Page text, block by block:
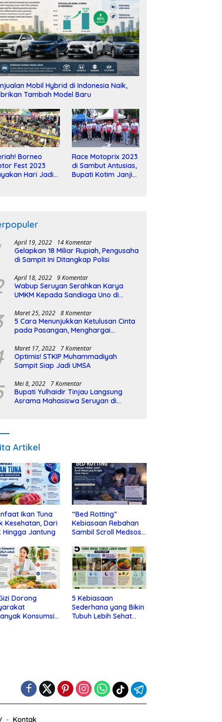
Mobil Hybrid di Indonesia Naik,
Tambah Model Baru
Borneo
Fest 2023
Hari Jadi
Race Motoprix 2023
di Sambut Antusias,
Bupati Kotim Janji
April 19, 2022 14 Komentar
Gelapkan 18 Miliar Rupiah, Pengusaha
di Sampit Ini Ditangkap Polisi
April 18, 2022 9 Komentar
Wabup Seruyan Serahkan Karya
UMKM Kepada Sandiaga Uno di
Maret 25, 2022 8 Komentar
5 Cara Menunjukkan Ketulusan Cinta
pada Pasangan, Menghargai
Maret 17, 2022 7 Komentar
Optimis! STKIP Muhammadiyah
Sampit Siap Jadi UMSA
Mei 8, 2022 7 Komentar
Bupati Yulhaidir Tinjau Langsung
Asrama Mahasiswa Seruyan di
Artikel
Ikan Tuna
Kesehatan, Dari
Hingga Jantung
“Bed Rotting”
Kebiasaan Rebahan
Sambil Scroll Medsos
Depresi
Dorong
Konsumsi
5 Kebiasaan
Sederhana yang Bikin
Tubuh Lebih Sehat
Kontak